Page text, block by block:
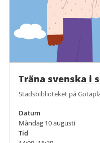
Träna svenska i
Stadsbiblioteket på
Datum
Måndag 10 augusti
Tid